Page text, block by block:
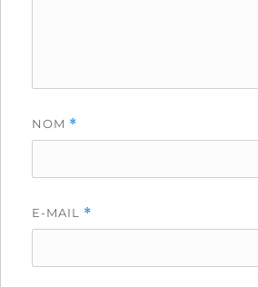
NOM *
E-MAIL *